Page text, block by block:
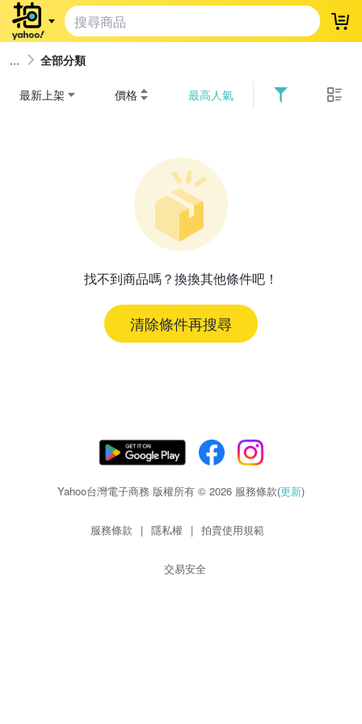
登
全部分類
最新上架 價格 最高人氣
找不到商品嗎？換換其他條件吧！
清除條件再搜尋
Yahoo台灣電子商務 版權所有 © 2026 服務條款(更新)
服務條款 | 隱私權 | 拍賣使用規範
交易安全